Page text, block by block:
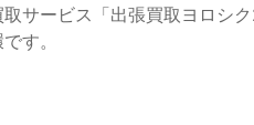
サービス「出張買取ヨロシ
す。